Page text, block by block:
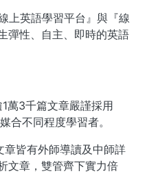
上英語學習平台』與『線
彈性、自主、即時的英語
萬3千篇文章嚴謹採用
合不同程度學習者。
皆有外師導讀及中師詳
文章，雙管齊下實力倍